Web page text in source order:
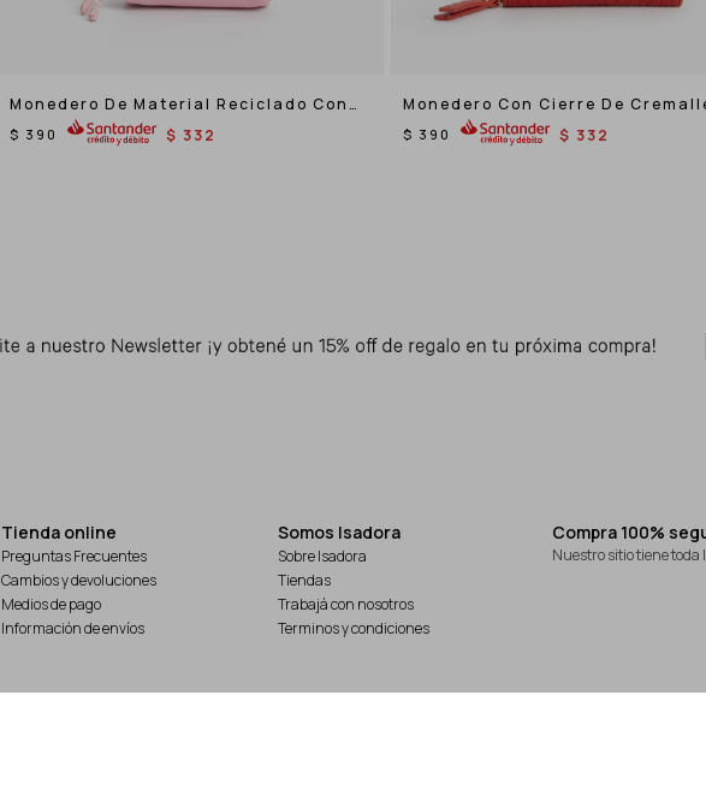
Monedero De Material Reciclado Con
Cierre De Cremallera
$ 390 $ 332
Monedero Con Cierre De
$ 390 $ 332
Tienda online
Preguntas Frecuentes
Cambios y devoluciones
Medios de pago
Información de envíos
Somos Isadora
Sobre Isadora
Tiendas
Trabajá con nosotros
Terminos y condiciones
Compra 100%
Nuestro sitio tiene